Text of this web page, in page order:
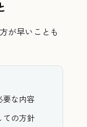
が早いことも
な内容
ての方針